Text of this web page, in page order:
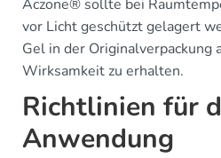
Aczone® sollte bei
vor Licht geschützt gelagert
Gel in der Originalverpackung
Wirksamkeit zu erhalten.
Richtlinien für
Anwendung